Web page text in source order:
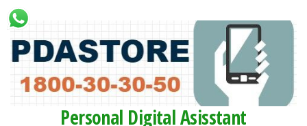
Personal Digital Asisstant